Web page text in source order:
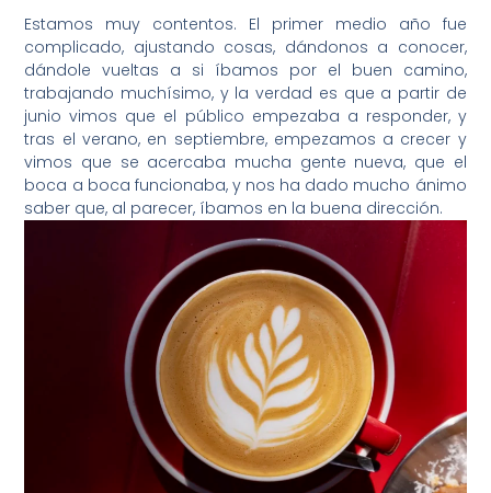
Estamos muy contentos. El primer medio año fue
complicado, ajustando cosas, dándonos a conocer,
dándole vueltas a si íbamos por el buen camino,
trabajando muchísimo, y la verdad es que a partir de
junio vimos que el público empezaba a responder, y
tras el verano, en septiembre, empezamos a crecer y
vimos que se acercaba mucha gente nueva, que el
boca a boca funcionaba, y nos ha dado mucho ánimo
saber que, al parecer, íbamos en la buena dirección.